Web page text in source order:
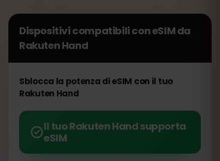
Dispositivi compatibili con eSIM da
Rakuten Hand
Sblocca la potenza di eSIM con il tuo
Rakuten Hand
Il tuo Rakuten Hand supporta
eSIM